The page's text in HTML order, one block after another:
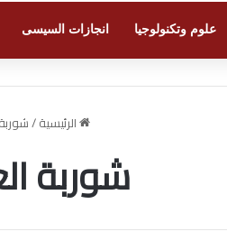
علوم وتكنولوجيا انجازات السيسى
الرئيسية/
شوربة